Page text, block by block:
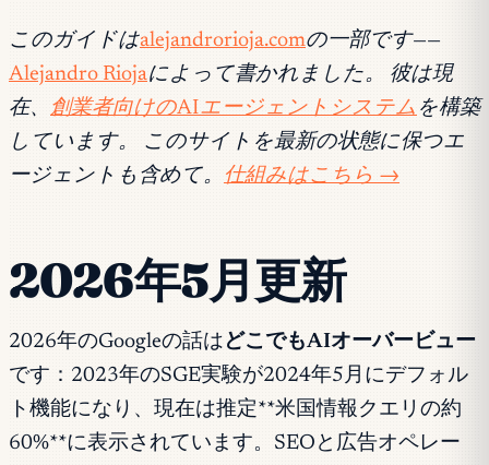
このガイドはalejandrorioja.comの一部です——
Alejandro Riojaによって書かれました。 彼は現
在、 創業者向けのAIエージェントシステム を構築
しています。 このサイトを最新の状態に保つエ
ージェントも含めて。
仕組みはこちら →
2026年5月更新
2026年のGoogleの話は どこでもAIオーバービュー
です：2023年のSGE実験が2024年5月にデフォル
ト機能になり、現在は推定**米国情報クエリの約
60%**に表示されています。SEOと広告オペレー